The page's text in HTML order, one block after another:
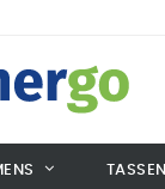
TASSEN